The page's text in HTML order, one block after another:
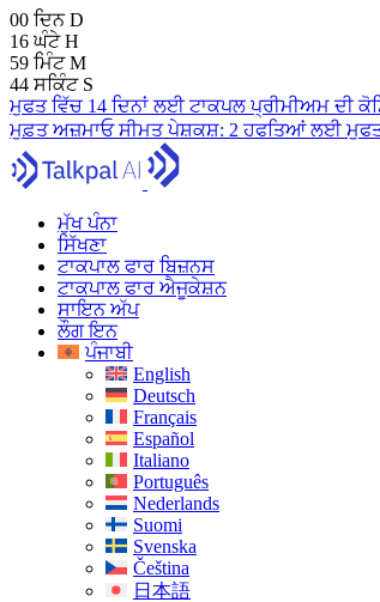
00 ਦਿਨD
16 ਘੰਟੇH
59 ਮਿੰਟM
43 ਸਕਿੰਟ S
ਮੁਫਤ ਵਿੱਚ 14 ਦਿਨਾਂ ਲਈ ਟਾਕਪਲ ਪ੍ਰੀਮੀਅਮ ਦੀ
ਮੁਫ਼ਤ ਅਜ਼ਮਾਓਸੀਮਤ ਪੇਸ਼ਕਸ਼: 2 ਹਫਤਿਆਂ ਲਈ
ਮੁੱਖ ਪੰਨਾ
ਸਿੱਖਣਾ
ਟਾਕਪਾਲ ਫਾਰ ਬਿਜ਼ਨਸ
ਟਾਕਪਾਲ ਫਾਰ ਐਜੂਕੇਸ਼ਨ
ਸਾਇਨ ਅੱਪ
ਲੌਗ ਇਨ
ਪੰਜਾਬੀ
English
Deutsch
Français
Español
Italiano
Português
Nederlands
Suomi
Svenska
Čeština
日本語